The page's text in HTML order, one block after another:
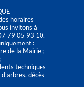
horaires
invitons à
79 05 93 10.
:
de la Mairie ;
techniques
décès